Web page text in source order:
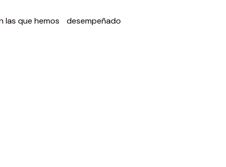
las que hemos desempeñado